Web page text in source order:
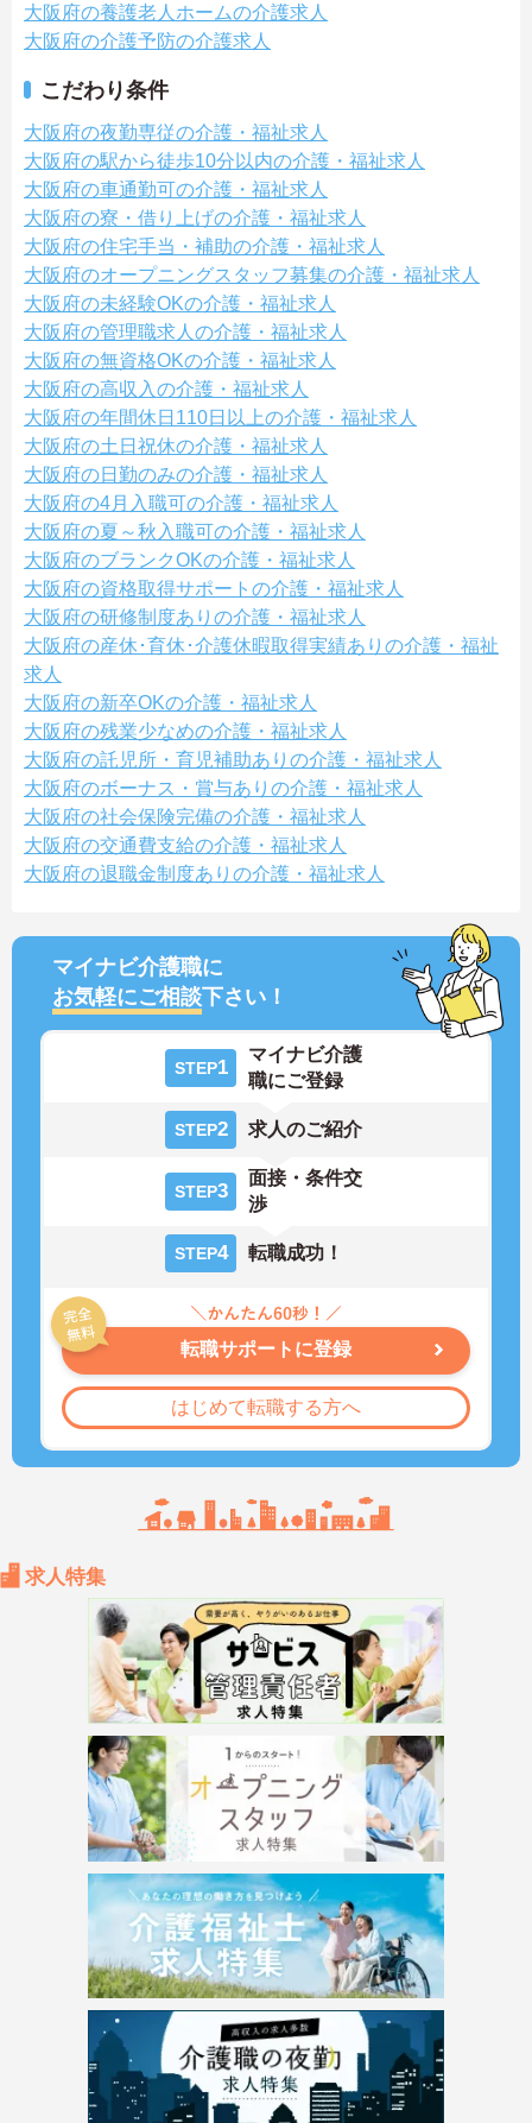
大阪府の養護老人ホームの介護求人
大阪府の介護予防の介護求人
こだわり条件
大阪府の夜勤専従の介護・福祉求人
大阪府の駅から徒歩10分以内の介護・福祉求人
大阪府の車通勤可の介護・福祉求人
大阪府の寮・借り上げの介護・福祉求人
大阪府の住宅手当・補助の介護・福祉求人
大阪府のオープニングスタッフ募集の介護・福祉求人
大阪府の未経験OKの介護・福祉求人
大阪府の管理職求人の介護・福祉求人
大阪府の無資格OKの介護・福祉求人
大阪府の高収入の介護・福祉求人
大阪府の年間休日110日以上の介護・福祉求人
大阪府の土日祝休の介護・福祉求人
大阪府の日勤のみの介護・福祉求人
大阪府の4月入職可の介護・福祉求人
大阪府の夏～秋入職可の介護・福祉求人
大阪府のブランクOKの介護・福祉求人
大阪府の資格取得サポートの介護・福祉求人
大阪府の研修制度ありの介護・福祉求人
大阪府の産休･育休･介護休暇取得実績ありの介護・福祉
求人
大阪府の新卒OKの介護・福祉求人
大阪府の残業少なめの介護・福祉求人
大阪府の託児所・育児補助ありの介護・福祉求人
大阪府のボーナス・賞与ありの介護・福祉求人
大阪府の社会保険完備の介護・福祉求人
大阪府の交通費支給の介護・福祉求人
大阪府の退職金制度ありの介護・福祉求人
マイナビ介護職に
お気軽にご相談下さい！
STEP1
マイナビ介護
職にご登録
STEP2 求人のご紹介
STEP3
面接・条件交
渉
STEP4 転職成功！
転職サポートに登録
はじめて転職する方へ
求人特集